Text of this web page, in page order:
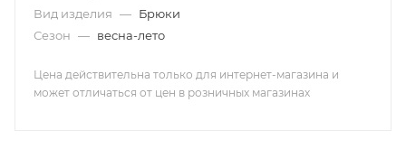
Вид изделия — Брюки
Сезон — весна-лето
Цена действительна только для интернет-магазина и
может отличаться от цен в розничных магазинах